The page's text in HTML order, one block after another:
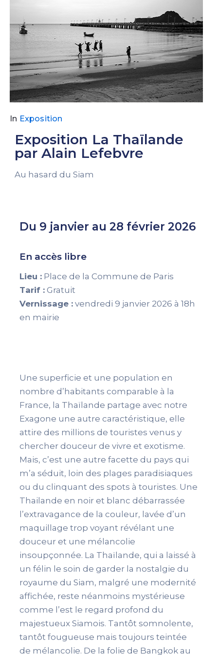
In Exposition
Exposition La Thaïlande
par Alain Lefebvre
Au hasard du Siam
Du 9 janvier au 28 février 2026
En accès libre
Lieu : Place de la Commune de Paris
Tarif : Gratuit
Vernissage : vendredi 9 janvier 2026 à 18h
en mairie
Une superficie et une population en
nombre d’habitants comparable à la
France, la Thaïlande partage avec notre
Exagone une autre caractéristique, elle
attire des millions de touristes venus y
chercher douceur de vivre et exotisme.
Mais, c’est une autre facette du pays qui
m’a séduit, loin des plages paradisiaques
ou du clinquant des spots à touristes. Une
Thailande en noir et blanc débarrassée
l’extravagance de la couleur, lavée d’un
maquillage trop voyant révélant une
douceur et une mélancolie
insoupçonnée. La Thaïlande, qui a laissé à
un félin le soin de garder la nostalgie du
royaume du Siam, malgré une modernité
affichée, reste néanmoins mystérieuse
comme l’est le regard profond du
majestueux Siamois. Tantôt somnolente,
tantôt fougueuse mais toujours teintée
de mélancolie. De la folie de Bangkok au